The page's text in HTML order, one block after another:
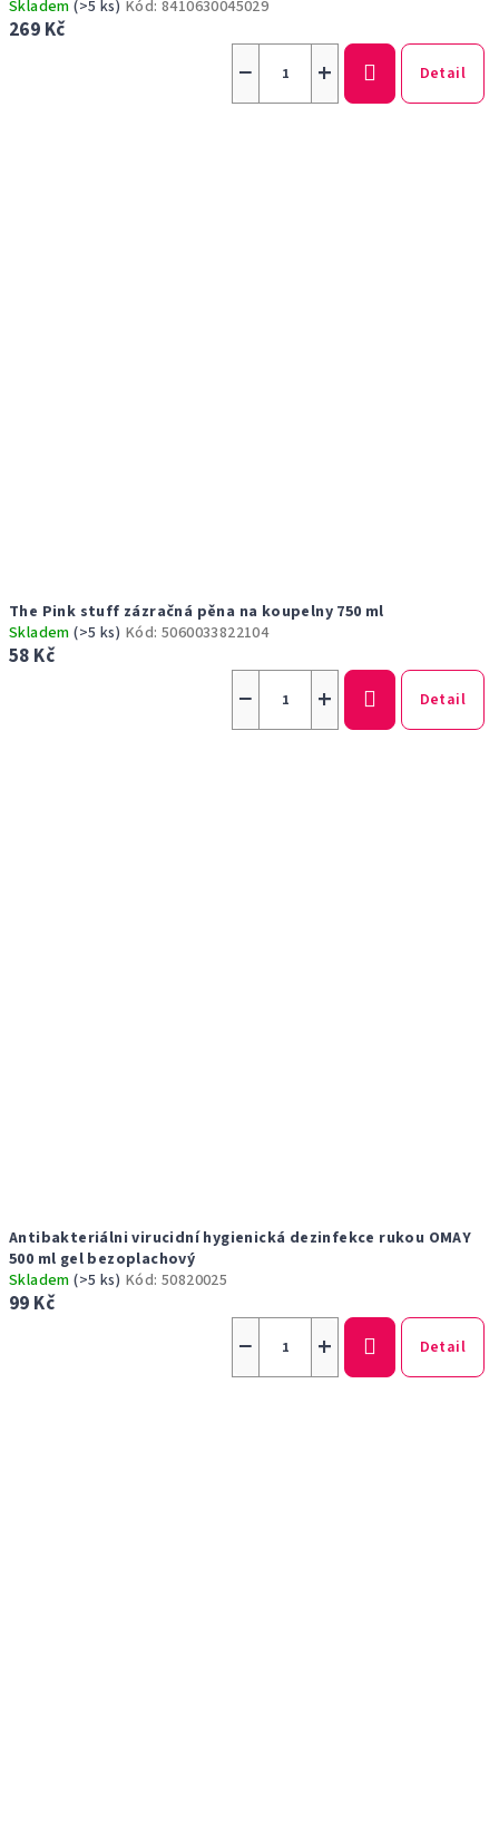
Skladem(>5 ks) Kód:8410630045029
269 Kč
+
− Detail
The Pink stuff zázračná pěna na koupelny 750 ml
Skladem(>5 ks) Kód:5060033822104
58 Kč
+
− Detail
Antibakteriálni virucidní hygienická dezinfekce rukou OMAY
500 ml gel bezoplachový
Skladem(>5 ks) Kód:50820025
99 Kč
+
− Detail